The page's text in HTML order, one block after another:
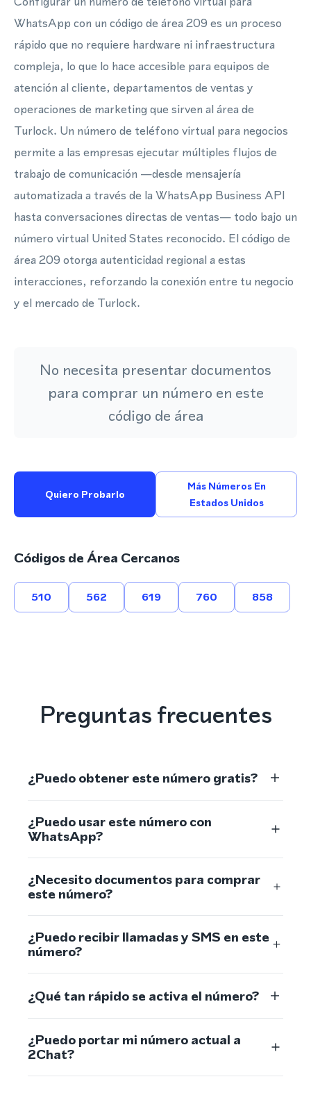
WhatsApp con un código de área 209 es un proceso
rápido que no requiere hardware ni infraestructura
compleja, lo que lo hace accesible para equipos de
atención al cliente, departamentos de ventas y
operaciones de marketing que sirven al área de
Turlock. Un número de teléfono virtual para negocios
permite a las empresas ejecutar múltiples flujos de
trabajo de comunicación —desde mensajería
automatizada a través de la WhatsApp Business API
hasta conversaciones directas de ventas— todo bajo un
número virtual United States reconocido. El código de
área 209 otorga autenticidad regional a estas
interacciones, reforzando la conexión entre tu negocio
y el mercado de Turlock.
No necesita presentar documentos
para comprar un número en este
código de área
Quiero Probarlo
Más Números En
Estados Unidos
Códigos de Área Cercanos
510 562 619 760 858
Preguntas frecuentes
¿Puedo obtener este número gratis?
¿Puedo usar este número con
WhatsApp?
¿Necesito documentos para comprar
este número?
¿Puedo recibir llamadas y SMS en este
número?
¿Qué tan rápido se activa el número?
¿Puedo portar mi número actual a
2Chat?